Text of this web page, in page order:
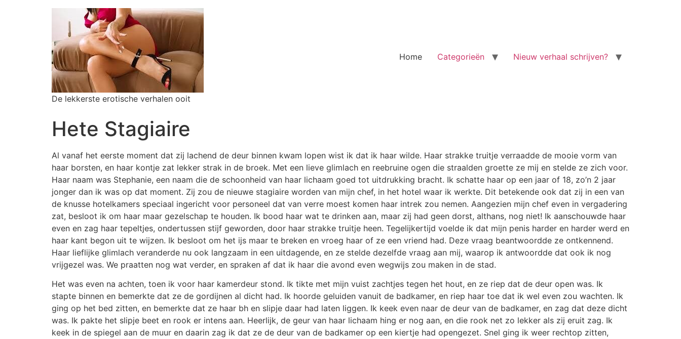
De lekkerste erotische verhalen ooit
Home Categorieën Nieuw verhaal schrijven?
Hete Stagiaire
Al vanaf het eerste moment dat zij lachend de deur binnen kwam lopen wist ik dat ik haar wilde. Haar strakke truitje verraadde de mooie vorm van
haar borsten, en haar kontje zat lekker strak in de broek. Met een lieve glimlach en reebruine ogen die straalden groette ze mij en stelde ze zich voor.
Haar naam was Stephanie, een naam die de schoonheid van haar lichaam goed tot uitdrukking bracht. Ik schatte haar op een jaar of 18, zo’n 2 jaar
jonger dan ik was op dat moment. Zij zou de nieuwe stagiaire worden van mijn chef, in het hotel waar ik werkte. Dit betekende ook dat zij in een van
de knusse hotelkamers speciaal ingericht voor personeel dat van verre moest komen haar intrek zou nemen. Aangezien mijn chef even in vergadering
zat, besloot ik om haar maar gezelschap te houden. Ik bood haar wat te drinken aan, maar zij had geen dorst, althans, nog niet! Ik aanschouwde haar
even en zag haar tepeltjes, ondertussen stijf geworden, door haar strakke truitje heen. Tegelijkertijd voelde ik dat mijn penis harder en harder werd en
haar kant begon uit te wijzen. Ik besloot om het ijs maar te breken en vroeg haar of ze een vriend had. Deze vraag beantwoordde ze ontkennend.
Haar lieflijke glimlach veranderde nu ook langzaam in een uitdagende, en ze stelde dezelfde vraag aan mij, waarop ik antwoordde dat ook ik nog
vrijgezel was. We praatten nog wat verder, en spraken af dat ik haar die avond even wegwijs zou maken in de stad.
Het was even na achten, toen ik voor haar kamerdeur stond. Ik tikte met mijn vuist zachtjes tegen het hout, en ze riep dat de deur open was. Ik
stapte binnen en bemerkte dat ze de gordijnen al dicht had. Ik hoorde geluiden vanuit de badkamer, en riep haar toe dat ik wel even zou wachten. Ik
ging op het bed zitten, en bemerkte dat ze haar bh en slipje daar had laten liggen. Ik keek even naar de deur van de badkamer, en zag dat deze dicht
was. Ik pakte het slipje beet en rook er intens aan. Heerlijk, de geur van haar lichaam hing er nog aan, en die rook net zo lekker als zij eruit zag. Ik
keek in de spiegel aan de muur en daarin zag ik dat ze de deur van de badkamer op een kiertje had opengezet. Snel ging ik weer rechtop zitten,